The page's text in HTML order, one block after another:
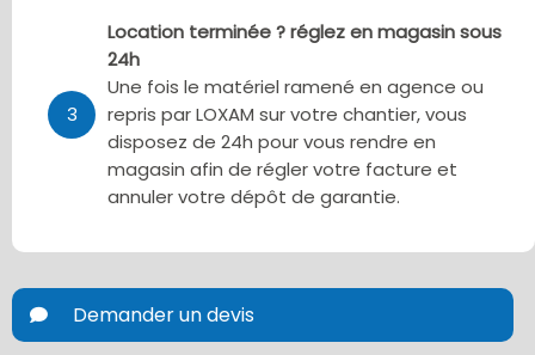
3
Location terminée ? réglez en magasin sous
24h
Une fois le matériel ramené en agence ou
repris par LOXAM sur votre chantier, vous
disposez de 24h pour vous rendre en
magasin afin de régler votre facture et
annuler votre dépôt de garantie.
Demander un devis